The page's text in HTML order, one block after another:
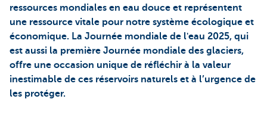
ressources mondiales en eau douce et représentent
une ressource vitale pour notre système écologique et
économique. La Journée mondiale de l'eau 2025, qui
est aussi la première Journée mondiale des glaciers,
offre une occasion unique de réfléchir à la valeur
inestimable de ces réservoirs naturels et à l’urgence de
les protéger.